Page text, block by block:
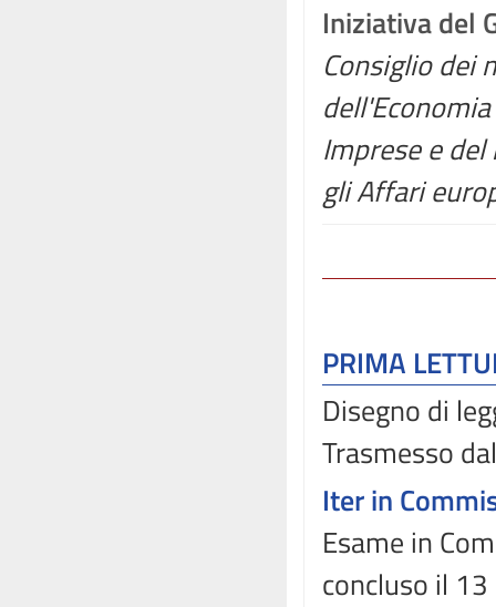
Iniziativa del
Consiglio dei
Imprese e
gli Affari
PRIMA
Disegno di
Trasmesso
Iter in
Esame in
concluso il